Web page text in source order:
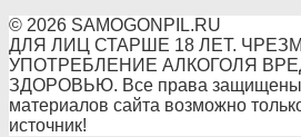
© 2026 SAMOGONPIL.RU
ДЛЯ ЛИЦ СТАРШЕ 18 ЛЕТ.
УПОТРЕБЛЕНИЕ АЛКОГОЛЯ
ЗДОРОВЬЮ. Все права защищены,
материалов сайта возможно
источник!